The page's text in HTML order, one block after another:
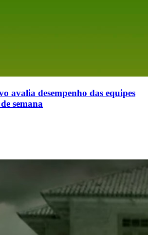
avalia desempenho das equipes
semana